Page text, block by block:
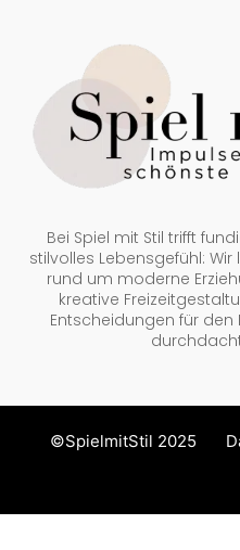
Bei Spiel mit Stil trifft
stilvolles Lebensgefühl:
rund um moderne
kreative
Entscheidungen für
©SpielmitStil 2025